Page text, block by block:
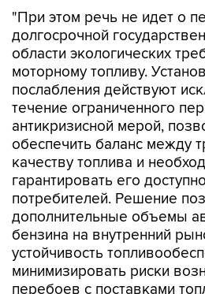
области экологических
моторному топливу.
послабления действуют
течение ограниченного
антикризисной мерой,
обеспечить баланс между
качеству топлива и
гарантировать его
потребителей. Решение
дополнительные объемы
бензина на внутренний
устойчивость
минимизировать риски
перебоев с поставками
подчеркивается в